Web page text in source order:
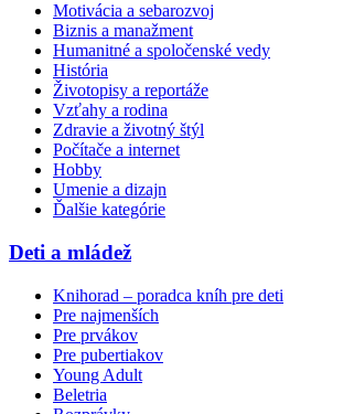
Motivácia a sebarozvoj
Biznis a manažment
Humanitné a spoločenské vedy
História
Životopisy a reportáže
Vzťahy a rodina
Zdravie a životný štýl
Počítače a internet
Hobby
Umenie a dizajn
Ďalšie kategórie
Deti a mládež
Knihorad – poradca kníh pre deti
Pre najmenších
Pre prvákov
Pre pubertiakov
Young Adult
Beletria